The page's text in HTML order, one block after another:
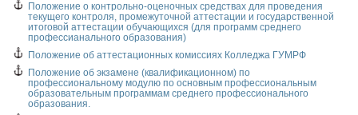
Положение о контрольно-оценочных средствах для проведения
текущего контроля, промежуточной аттестации и государственной
итоговой аттестации обучающихся (для программ среднего
профессианального образования)
Положение об аттестационных комиссиях Колледжа ГУМРФ
Положение об экзамене (квалификационном) по
профессиональному модулю по основным профессиональным
образовательным программам среднего профессионального
образования.